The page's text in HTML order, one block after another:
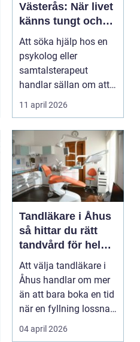
Västerås: När livet
känns tungt och
du behöver prata
med någon
Att söka hjälp hos en
psykolog eller
samtalsterapeut
handlar sällan om att
vara svag....
11 april 2026
Tandläkare i Åhus
så hittar du rätt
tandvård för hela
familjen
Att välja tandläkare i
Åhus handlar om mer
än att bara boka en tid
när en fyllning lossnar
eller en ...
04 april 2026